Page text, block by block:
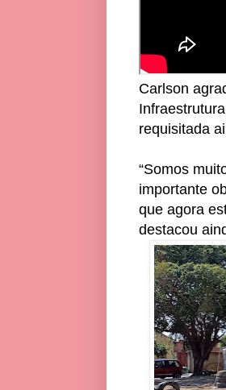
Carlson
requisitada
“Somos
importante
que agora
destacou